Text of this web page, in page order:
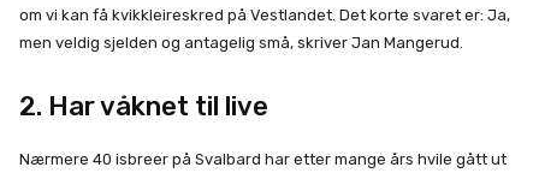
om vi kan få kvikkleireskred på Vestlandet. Det korte svaret er: Ja,
men veldig sjelden og antagelig små, skriver Jan Mangerud.
2. Har våknet til live
Nærmere 40 isbreer på Svalbard har etter mange års hvile gått ut